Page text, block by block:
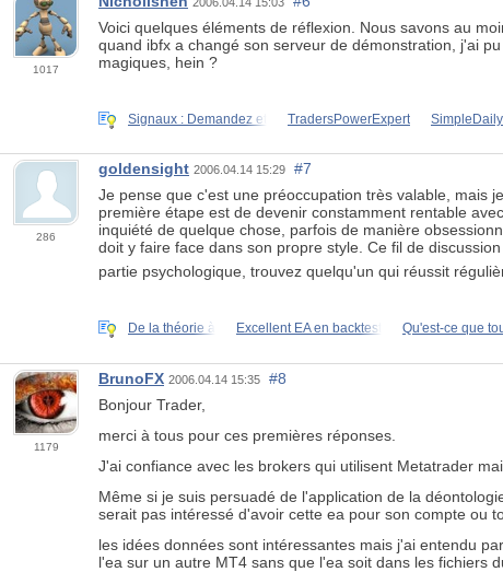
1017
Voici quelques éléments de réflexion. Nous savons au
quand ibfx a changé son serveur de démonstration, j'ai
magiques, hein ?
Signaux : Demandez et TradersPowerExpert
286
goldensight 2006.04.14 15:29
#7
Je pense que c'est une préoccupation très valable, mais
première étape est de devenir constamment rentable
inquiété de quelque chose, parfois de manière
doit y faire face dans son propre style. Ce fil de
partie psychologique, trouvez quelqu'un qui réussit
De la théorie à Excellent EA en backtest Qu'est-ce que
1179
BrunoFX 2006.04.14 15:35
#8
Bonjour Trader,
merci à tous pour ces premières réponses.
J'ai confiance avec les brokers qui utilisent Metatrader
Même si je suis persuadé de l'application de la
serait pas intéressé d'avoir cette ea pour son compte ou
les idées données sont intéressantes mais j'ai entendu
l'ea sur un autre MT4 sans que l'ea soit dans les fichiers